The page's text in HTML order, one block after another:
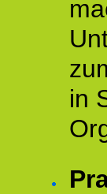
in